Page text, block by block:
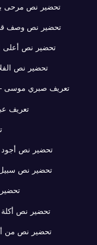
تحضير نص مرحى
تحضير نص وصف
تحضير نص أعلى
تحضير نص
تعريف صبري موسى
تعريف
تحضير نص أجود
تحضير نص سبيل
تحضير نص أكلة
تحضير نص من